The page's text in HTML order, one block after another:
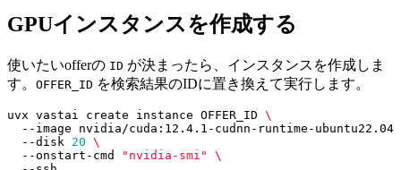
GPUインスタンスを作成する
使いたいofferの ID が決まったら、インスタンスを作成しま
す。 OFFER_ID を検索結果のIDに置き換えて実行します。
uvx vastai create instance OFFER_ID
  --image nvidia/cuda:12.4.1-cudnn-runtime-ubuntu22.04
  --disk
20
  --onstart-cmd
"nvidia-smi"